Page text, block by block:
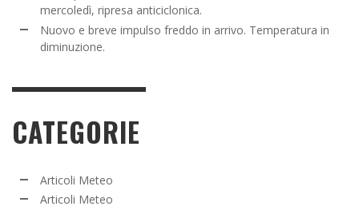
mercoledì, ripresa anticiclonica.
Nuovo e breve impulso freddo in arrivo. Temperatura in
diminuzione.
CATEGORIE
Articoli Meteo
Articoli Meteo